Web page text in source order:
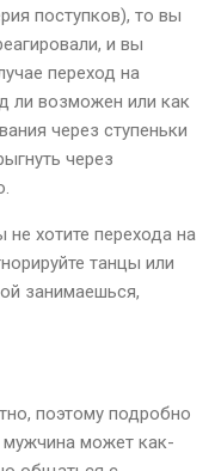
поступков), то вы
и вы
переход на
ли возможен или как
через ступеньки
через
хотите перехода на
танцы или
занимаешься,
поэтому подробно
мужчина может как-